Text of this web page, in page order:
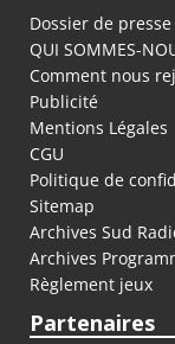
Dossier de presse
QUI SOMMES-
Comment nous
Publicité
Mentions Légales
CGU
Politique de
Sitemap
Archives Sud
Archives
Règlement jeux
Partenaires